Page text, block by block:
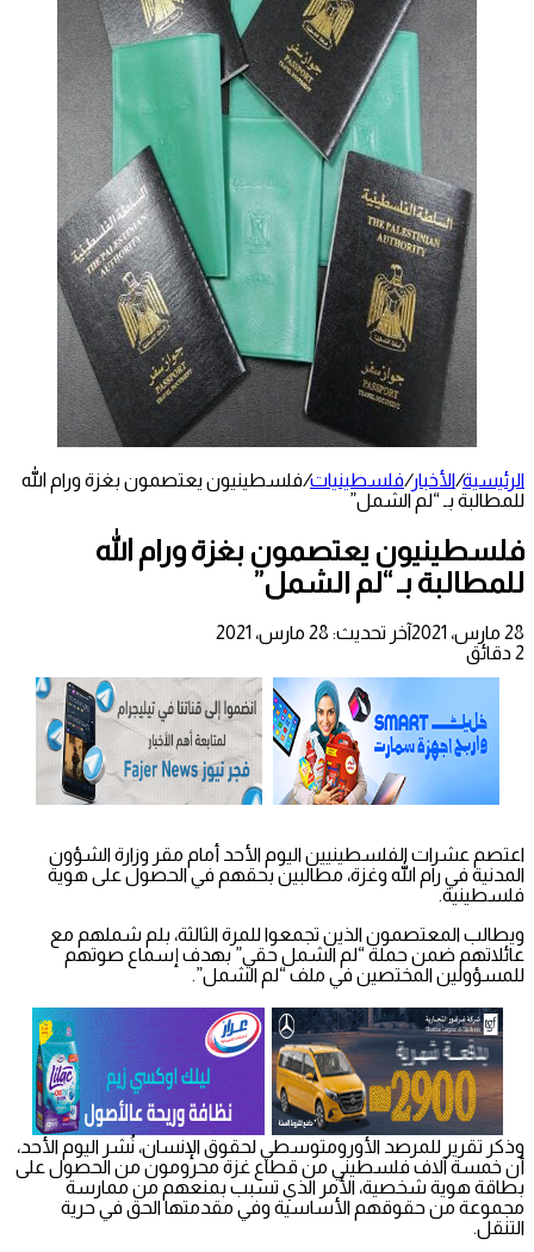
الرئيسية/الأخبار/فلسطينيات/فلسطينيون يعتصمون بغزة ورام الله
للمطالبة بـ “لم الشمل”
فلسطينيون يعتصمون بغزة ورام الله
للمطالبة بـ “لم الشمل”
28 مارس، 2021
آخر تحديث: 28 مارس، 2021
2 دقائق
اعتصم عشرات الفلسطينيين اليوم الأحد أمام مقر وزارة الشؤون
المدنية في رام الله وغزة، مطالبين بحقهم في الحصول على هوية
فلسطينية.
ويطالب المعتصمون الذين تجمعوا للمرة الثالثة، بلم شملهم مع
عائلاتهم ضمن حملة “لم الشمل حقي” بهدف إسماع صوتهم
للمسؤولين المختصين في ملف “لم الشمل”.
وذكر تقرير للمرصد الأورومتوسطي لحقوق الإنسان، نُشر اليوم الأحد،
أن خمسة آلاف فلسطيني من قطاع غزة محرومون من الحصول على
بطاقة هوية شخصية، الأمر الذي تسبب بمنعهم من ممارسة
مجموعة من حقوقهم الأساسية وفي مقدمتها الحق في حرية
التنقل.